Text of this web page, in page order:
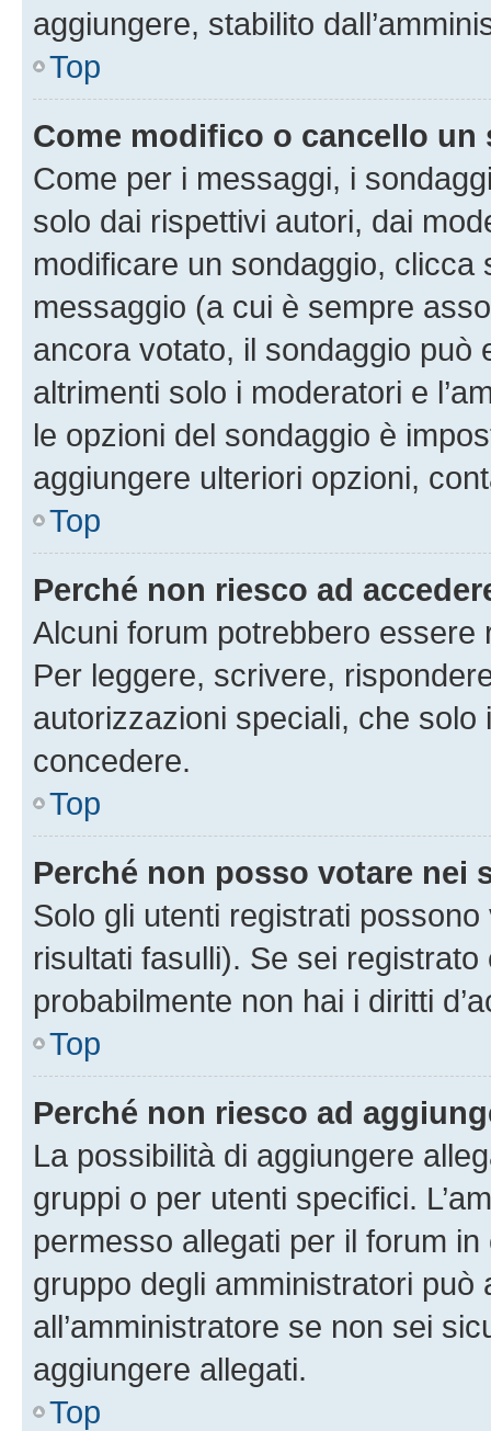
aggiungere, stabilito
Top
Come modifico o cancello un
Come per i messaggi, i
solo dai rispettivi autori, dai
modificare un sondaggio,
messaggio (a cui è sempre
ancora votato, il sondaggio può
altrimenti solo i moderatori e
le opzioni del sondaggio è
aggiungere ulteriori opzioni,
Top
Perché non riesco ad
Alcuni forum potrebbero
Per leggere, scrivere,
autorizzazioni speciali, che solo
concedere.
Top
Perché non posso votare nei
Solo gli utenti registrati
risultati fasulli). Se sei
probabilmente non hai i diritti
Top
Perché non riesco ad
La possibilità di aggiungere
gruppi o per utenti specifici.
permesso allegati per il forum
gruppo degli amministratori può
all’amministratore se non sei
aggiungere allegati.
Top